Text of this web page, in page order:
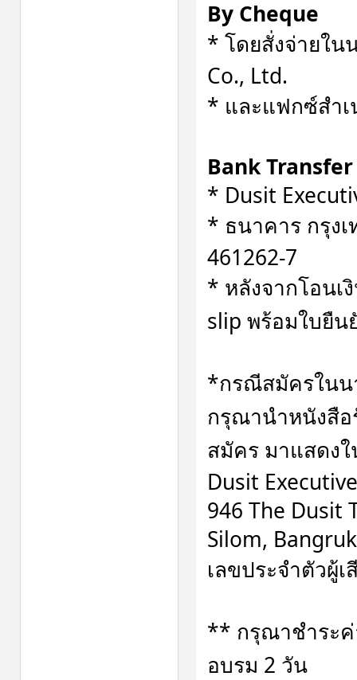
By Cheque
* โดยสั่งจ่ายใน
Co., Ltd.
* และแฟกซ์สำเ
Bank Transfer
* Dusit
* ธนาคาร กรุง
461262-7
* หลังจากโอนเ
slip พร้อมใบยืน
*กรณีสมัครใน
กรุณานำหนังสือ
สมัคร มาแสดง
Dusit
946 The Dusit
Silom,
เลขประจำตัวผู้
** กรุณาชำระค่
อบรม 2 วัน